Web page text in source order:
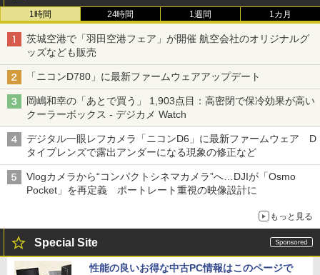
1時間 24時間 1週間 1カ月
茨城空港で「羽田空港フェア」が開催 航空会社のオリジナルグ
ッズなども販売
「ニコンD780」に最新ファームウェアアップデート
岡嶋和幸の「あとで買う」 1,903点目：高密閉で保冷効果が高い
クーラーボックス - デジカメ Watch
デジタル一眼レフカメラ「ニコンD6」に最新ファームウェア D
タイプレンズで露出アンダーになる現象の修正など
Vlogカメラから“コンパクトシネマカメラ”へ…DJIが「Osmo
Pocket」を再定義 ポートレート重視の映像設計に
もっと見る
Special Site
性能の良いお得な中古PC情報はこのページで